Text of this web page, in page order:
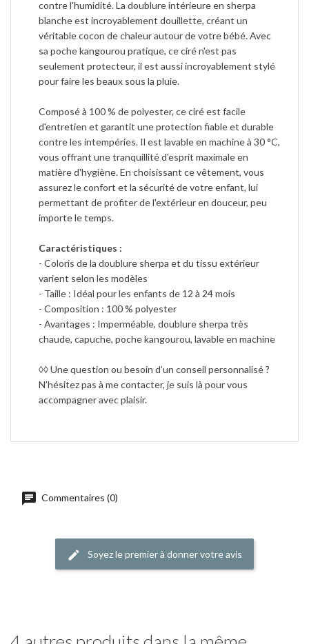
contre l'humidité. La doublure intérieure en sherpa
blanche est incroyablement douillette, créant un
véritable cocon de chaleur autour de votre bébé. Avec
sa poche kangourou pratique, ce ciré n'est pas
seulement protecteur, il est aussi incroyablement stylé
pour faire les beaux sous la pluie.
Composé à 100 % de polyester, ce ciré est facile
d'entretien et garantit une protection fiable et durable
contre les intempéries. Il est lavable en machine à 30 °C,
vous offrant une tranquillité d'esprit maximale en
matière d'hygiène. En choisissant ce vêtement, vous
assurez le confort et la sécurité de votre enfant, lui
permettant de profiter de l'extérieur en douceur, peu
importe le temps.
Caractéristiques :
- Coloris de la doublure sherpa et du tissu extérieur
varient selon les modèles
- Taille : Idéal pour les enfants de 12 à 24 mois
- Composition : 100 % polyester
- Avantages : Imperméable, doublure sherpa très
chaude, capuche, poche kangourou, lavable en machine
◊◊ Une question ou besoin d’un conseil personnalisé ?
N’hésitez pas à me contacter, je suis là pour vous
accompagner avec plaisir.
Commentaires (0)
Soyez le premier à donner votre avis